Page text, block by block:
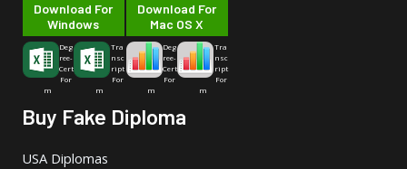
Download For
Windows
Deg
ree-
Cert
For
m
Tra
nsc
ript
For
m
Download For
Mac OS X
Deg
ree-
Cert
For
m
Tra
nsc
ript
For
m
Buy Fake Diploma
USA Diplomas